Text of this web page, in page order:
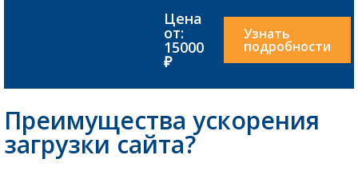
Цена
от:
15000
₽
Узнать
подробности
Преимущества ускорения
загрузки сайта?